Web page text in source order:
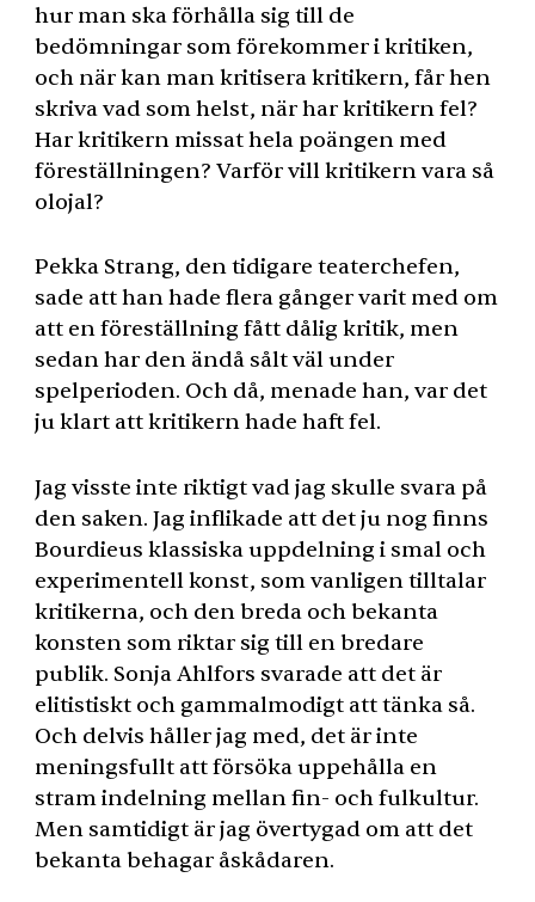
hur man ska förhålla sig till de
bedömningar som förekommer i kritiken,
och när kan man kritisera kritikern, får hen
skriva vad som helst, när har kritikern fel?
Har kritikern missat hela poängen med
föreställningen? Varför vill kritikern vara så
olojal?
Pekka Strang, den tidigare teaterchefen,
sade att han hade flera gånger varit med om
att en föreställning fått dålig kritik, men
sedan har den ändå sålt väl under
spelperioden. Och då, menade han, var det
ju klart att kritikern hade haft fel.
Jag visste inte riktigt vad jag skulle svara på
den saken. Jag inflikade att det ju nog finns
Bourdieus klassiska uppdelning i smal och
experimentell konst, som vanligen tilltalar
kritikerna, och den breda och bekanta
konsten som riktar sig till en bredare
publik. Sonja Ahlfors svarade att det är
elitistiskt och gammalmodigt att tänka så.
Och delvis håller jag med, det är inte
meningsfullt att försöka uppehålla en
stram indelning mellan fin- och fulkultur.
Men samtidigt är jag övertygad om att det
bekanta behagar åskådaren.